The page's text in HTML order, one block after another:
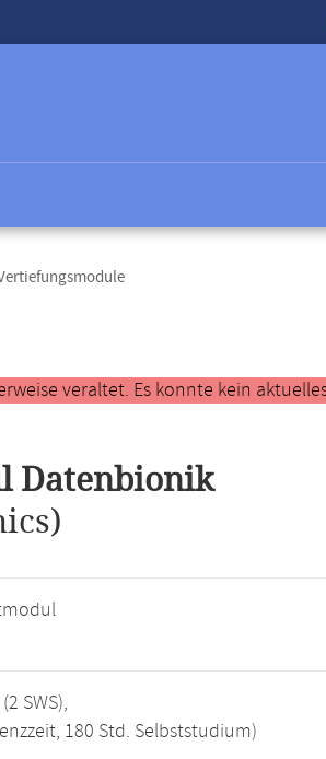
veraltet. Es konnte kein
Datenbionik
SWS),
180 Std. Selbststudium)